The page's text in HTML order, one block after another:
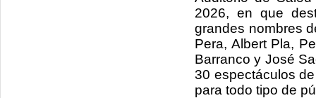
2026, en que
grandes nombres
Pera, Albert Pla,
Barranco y José
30 espectáculos
para todo tipo de